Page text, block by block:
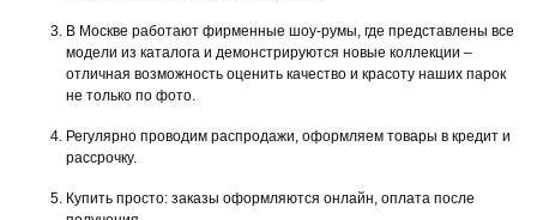
В Москве работают фирменные шоу-румы, где представлены все
модели из каталога и демонстрируются новые коллекции –
отличная возможность оценить качество и красоту наших парок
не только по фото.
Регулярно проводим распродажи, оформляем товары в кредит и
рассрочку.
Купить просто: заказы оформляются онлайн, оплата после